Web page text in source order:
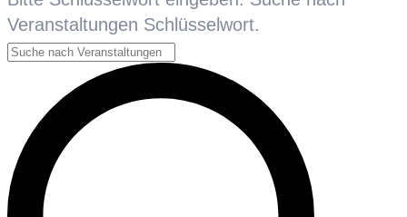
Veranstaltungen Schlüsselwort.